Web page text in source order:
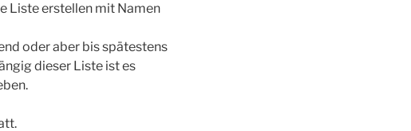
Liste erstellen mit Namen
oder aber bis spätestens
dieser Liste ist es